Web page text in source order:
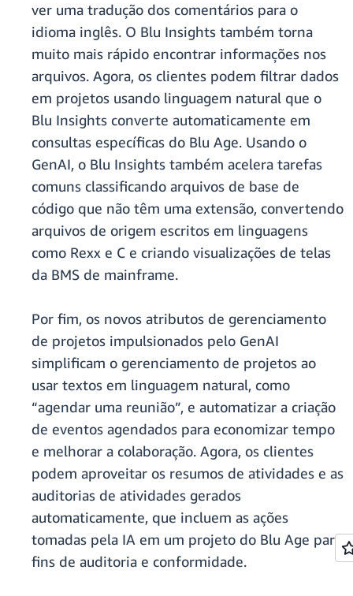
ver uma tradução dos comentários para o
idioma inglês. O Blu Insights também torna
muito mais rápido encontrar informações nos
arquivos. Agora, os clientes podem filtrar dados
em projetos usando linguagem natural que o
Blu Insights converte automaticamente em
consultas específicas do Blu Age. Usando o
GenAI, o Blu Insights também acelera tarefas
comuns classificando arquivos de base de
código que não têm uma extensão, convertendo
arquivos de origem escritos em linguagens
como Rexx e C e criando visualizações de telas
da BMS de mainframe.
Por fim, os novos atributos de gerenciamento
de projetos impulsionados pelo GenAI
simplificam o gerenciamento de projetos ao
usar textos em linguagem natural, como
“agendar uma reunião”, e automatizar a criação
de eventos agendados para economizar tempo
e melhorar a colaboração. Agora, os clientes
podem aproveitar os resumos de atividades e as
auditorias de atividades gerados
automaticamente, que incluem as ações
tomadas pela IA em um projeto do Blu Age para
fins de auditoria e conformidade.